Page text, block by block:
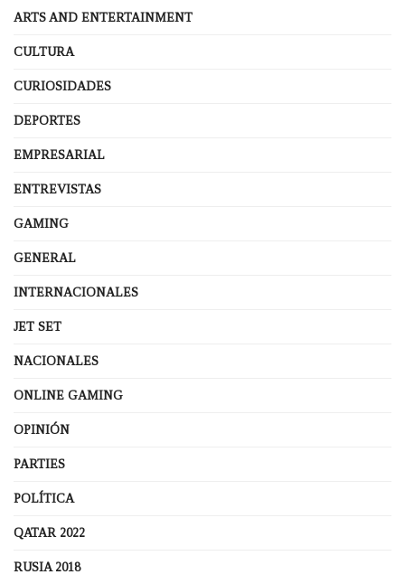
ARTS AND ENTERTAINMENT
CULTURA
CURIOSIDADES
DEPORTES
EMPRESARIAL
ENTREVISTAS
GAMING
GENERAL
INTERNACIONALES
JET SET
NACIONALES
ONLINE GAMING
OPINIÓN
PARTIES
POLÍTICA
QATAR 2022
RUSIA 2018